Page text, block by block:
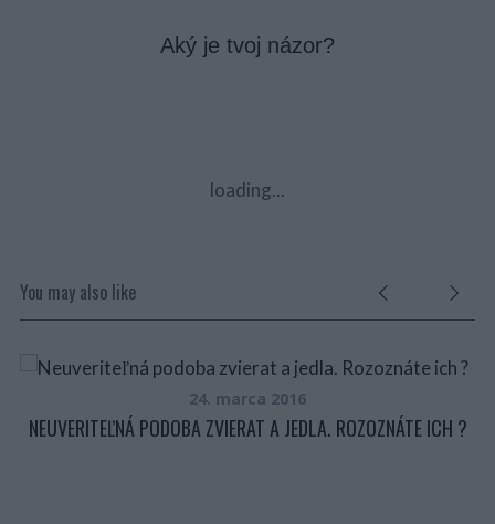
Aký je tvoj názor?
loading...
You may also like
24. marca 2016
NEUVERITEĽNÁ PODOBA ZVIERAT A JEDLA. ROZOZNÁTE ICH ?